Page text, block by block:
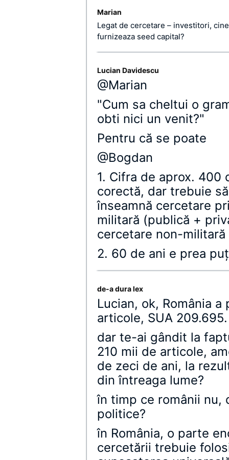
Marian
Legat de cercetare – investitori,
furnizeaza seed capital?
Lucian Davidescu
@Marian
"Cum sa cheltui o
obti nici un venit?"
Pentru că se poate
@Bogdan
1. Cifra de aprox. 400
corectă, dar trebuie
înseamnă cercetare
militară (publică +
cercetare non-
2. 60 de ani e prea
de-a dura lex
Lucian, ok, România
articole, SUA 209.695.
dar te-ai gândit la
210 mii de articole,
de zeci de ani, la
din întreaga lume?
în timp ce românii nu,
politice?
în România, o parte
cercetării trebuie